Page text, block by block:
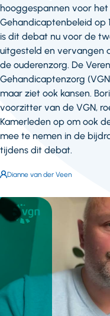
hooggespannen voor
Gehandicaptenbeleid op
is dit debat nu voor de
uitgesteld en vervangen
de ouderenzorg. De
Gehandicaptenzorg
maar ziet ook kansen.
voorzitter van de VGN,
Kamerleden op om ook
mee te nemen in de
tijdens dit debat.
Auteur:
Dianne van der Veen